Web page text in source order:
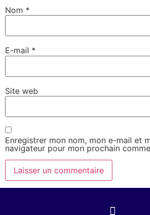
Nom *
E-mail *
Site web
Enregistrer mon nom, mon e-mail et
navigateur pour mon prochain